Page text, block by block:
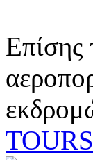
Επίσης
TOURS